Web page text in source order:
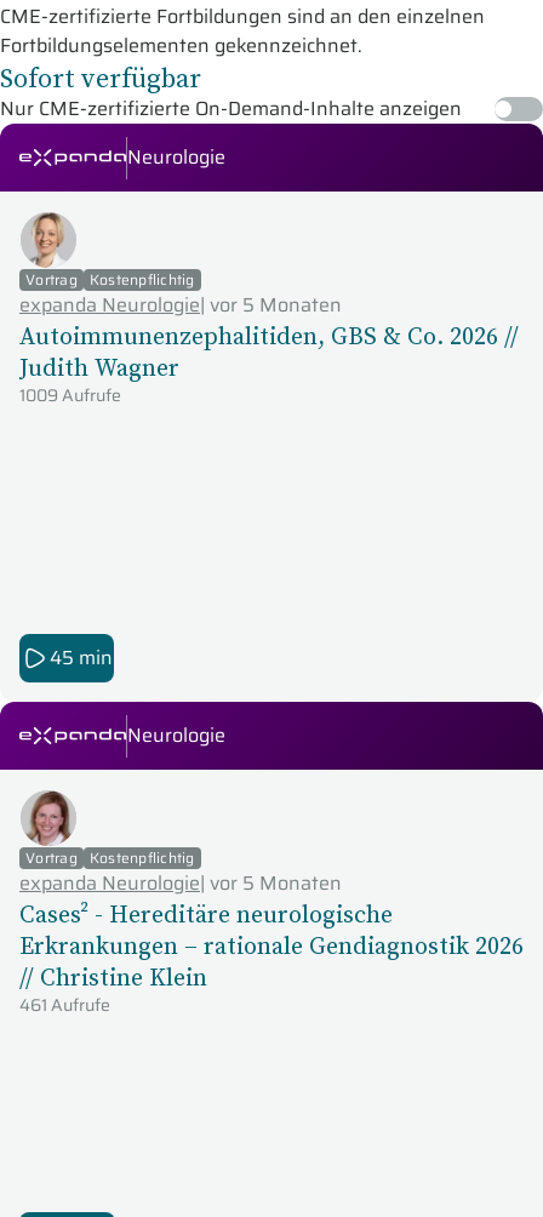
CME-zertifizierte Fortbildungen sind an den einzelnen
Fortbildungselementen gekennzeichnet.
Sofort verfügbar
Nur CME-zertifizierte On-Demand-Inhalte anzeigen
expanda Seminare
Neurologie
Vortrag Kostenpflichtig
expanda Neurologie| vor 5 Monaten
Autoimmunenzephalitiden, GBS & Co. 2026 //
Judith Wagner
1009 Aufrufe
45 min
expanda Seminare
Neurologie
Vortrag Kostenpflichtig
expanda Neurologie| vor 5 Monaten
Cases² - Hereditäre neurologische
Erkrankungen – rationale Gendiagnostik 2026
// Christine Klein
461 Aufrufe